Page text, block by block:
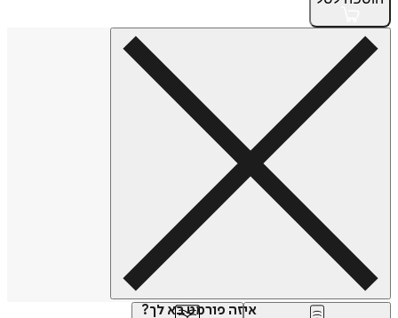
איזה פורמט בא לך?